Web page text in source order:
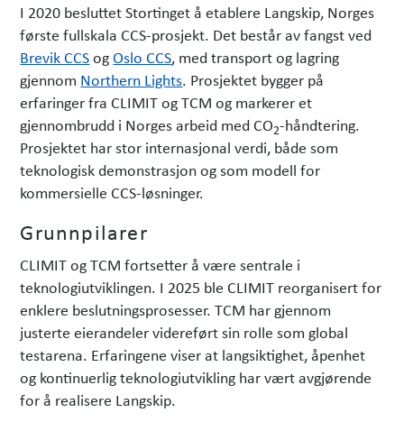
I 2020 besluttet Stortinget å etablere Langskip, Norges
første fullskala CCS-prosjekt. Det består av fangst ved
Brevik CCSogOslo CCS, med transport og lagring
gjennom Northern Lights. Prosjektet bygger på
erfaringer fra CLIMIT og TCM og markerer et
gjennombrudd i Norges arbeid med CO2-håndtering.
Prosjektet har stor internasjonal verdi, både som
teknologisk demonstrasjon og som modell for
kommersielle CCS-løsninger.
Grunnpilarer
CLIMIT og TCM fortsetter å være sentrale i
teknologiutviklingen. I 2025 ble CLIMIT reorganisert for
enklere beslutningsprosesser. TCM har gjennom
justerte eierandeler videreført sin rolle som global
testarena. Erfaringene viser at langsiktighet, åpenhet
og kontinuerlig teknologiutvikling har vært avgjørende
for å realisere Langskip.